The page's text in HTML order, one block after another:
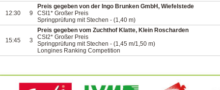
12:30 9
Preis gegeben von der Ingo Brunken GmbH, Wiefelstede
CSI1* Großer Preis
Springprüfung mit Stechen - (1,40 m)
15:45 3
Preis gegeben vom Zuchthof Klatte, Klein Roscharden
CSI2* Großer Preis
Springprüfung mit Stechen - (1,45 m/1,50 m)
Longines Ranking Competition